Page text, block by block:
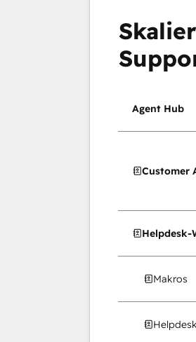
Agent Hub
Customer
Helpdesk-
Makros